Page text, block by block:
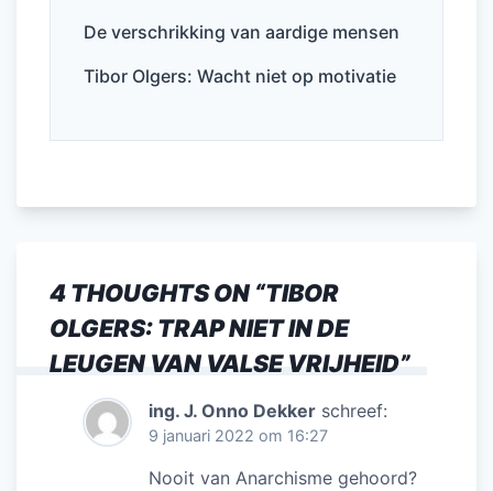
De verschrikking van aardige mensen
Tibor Olgers: Wacht niet op motivatie
4 THOUGHTS ON “TIBOR
OLGERS: TRAP NIET IN DE
LEUGEN VAN VALSE VRIJHEID”
ing. J. Onno Dekker schreef:
9 januari 2022 om 16:27
Nooit van Anarchisme gehoord?